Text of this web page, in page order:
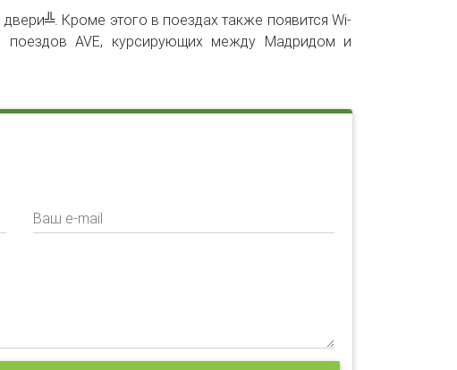
Кроме этого в поездах также появится Wi-
поездов AVE, курсирующих между Мадридом и
Ваш e-mail